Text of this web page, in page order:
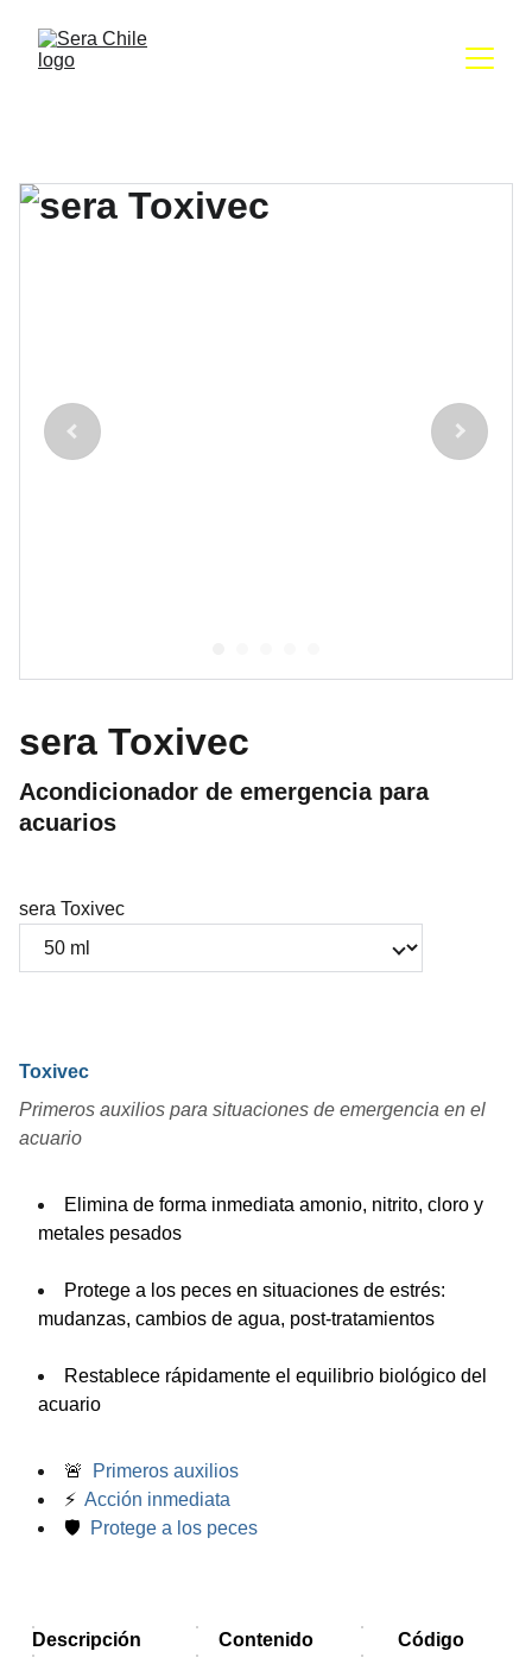
sera Toxivec
Acondicionador de emergencia para
acuarios
sera Toxivec
Toxivec
Primeros auxilios para situaciones de emergencia en el
acuario
Elimina de forma inmediata amonio, nitrito, cloro y
metales pesados
Protege a los peces en situaciones de estrés:
mudanzas, cambios de agua, post-tratamientos
Restablece rápidamente el equilibrio biológico del
acuario
🚨
Primeros auxilios
⚡ Acción inmediata
🛡 Protege a los peces
Descripción Contenido Código